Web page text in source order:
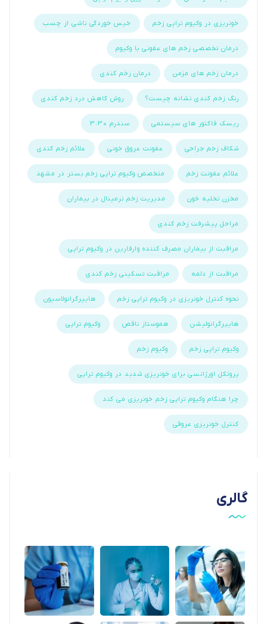
خونریزی در وکیوم تراپی زخم خیس خوردگی ناشی از چسب
درمان تخصصی زخم های عفونی با وکیوم
درمان زخم های مزمن درمان زخم کندی
رنگ زخم کندی نشانه چیست؟ روش کاهش درد زخم کندی
ریسک فاکتور های سیستمی سندرم 3:30
شکاف زخم جراحی عفونت عروق خونی علائم زخم کندی
علائم عفونت زخم متخصص وکیوم تراپی زخم بستر در مشهد
مخزن تخلیه خون مدیریت زخم ترمینال در بیماران
مراحل پیشرفت زخم کندی
مراقبت از بیماران مصرف کننده وارفارین در وکیوم تراپی
مراقبت از دلمه مراقبت تسکینی زخم کندی
نحوه کنترل خونریزی در وکیوم تراپی زخم هایپرگرانولاسیون
هایپرگرانولیشن هموستاز ناقص وکیوم تراپی
وکیوم تراپی زخم وکیوم زخم
پروتکل اورژانسی برای خونریزی شدید در وکیوم تراپی
چرا هنگام وکیوم تراپی زخم خونریزی می کند
کنترل خونریزی عروقی
گالری